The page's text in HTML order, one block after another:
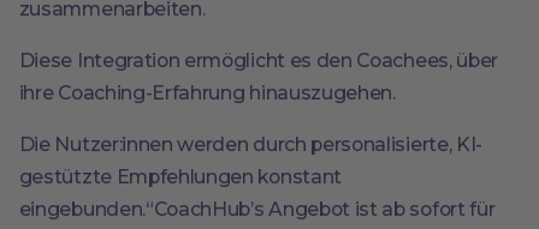
zusammenarbeiten.
Diese Integration ermöglicht es den Coachees, über
ihre Coaching-Erfahrung hinauszugehen.
Die Nutzer:innen werden durch personalisierte, KI-
gestützte Empfehlungen konstant
eingebunden.“CoachHub’s Angebot ist ab sofort für